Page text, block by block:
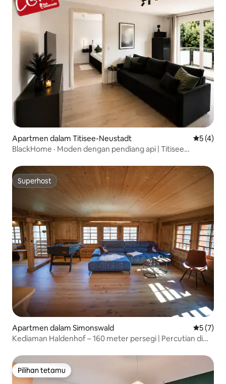
Apartmen dalam Titisee-Neustadt
5 (4)
BlackHome · Moden dengan pendiang api | Titisee
Superhost
Superhost
Apartmen dalam Simonswald
5 (7)
Kediaman Haldenhof – 160 meter persegi | Percutian di
Pilihan tetamu
Pilihan tetamu